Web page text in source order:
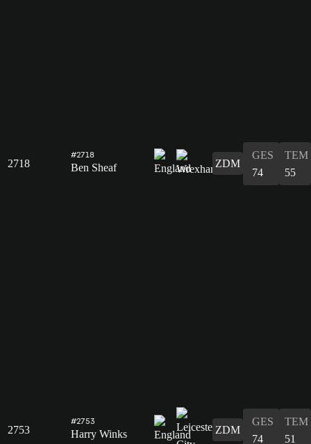
2718
#2718
Ben Sheaf ZDM
GES
74
TEM
55
2753
#2753
Harry Winks ZDM
GES
74
TEM
51